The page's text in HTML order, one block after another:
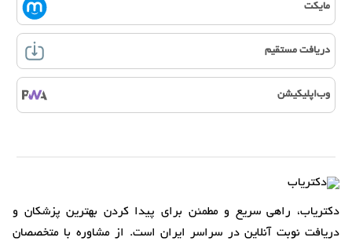
مایکت
دریافت مستقیم
وب‌اپلیکیشن
دکتریاب، راهی سریع و مطمئن برای پیدا کردن بهترین پزشکان و
دریافت نوبت آنلاین در سراسر ایران است. از مشاوره با متخصصان